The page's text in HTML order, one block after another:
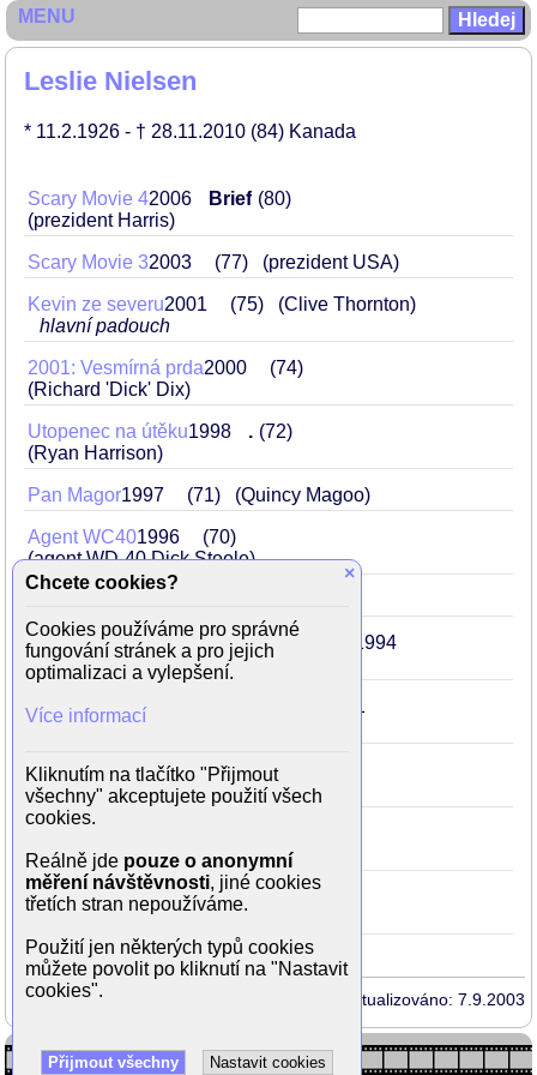
Leslie Nielsen
* 11.2.1926 - † 28.11.2010 (84) Kanada
Scary Movie 42006 Brief 80
(prezident Harris)
Scary Movie 32003 77 (prezident USA)
Kevin ze severu2001 75
(Clive Thornton)
hlavní padouch
2001: Vesmírná prda2000
74
(Richard 'Dick' Dix)
Utopenec na útěku1998 . 72
(Ryan Harrison)
Pan Magor1997 71 (Quincy Magoo)
Agent WC401996
70
(agent WD-40 Dick Steele)
Bláznivá střela 33 1/3: Poslední trapas
1994
68
(Frank Drebin)
Bláznivá střela 2 1/2: Vůně strachu
1991
65
(Frank Drebin)
Bláznivá střela1988
62
(poručík Frank Drebin)
(Dr. Rumack)
Dobrodružství Poseidonu
(kapitán Harrison)
Aktualizováno: 7.9.2003
MENU
×
Chcete cookies?
Cookies používáme pro správné
fungování stránek a pro jejich
optimalizaci a vylepšení.
Více informací
Kliknutím na tlačítko "Přijmout
všechny" akceptujete použití všech
cookies.
Reálně jde pouze o anonymní
měření návštěvnosti, jiné cookies
třetích stran nepoužíváme.
Použití jen některých typů cookies
můžete povolit po kliknutí na "Nastavit
cookies".
Přijmout všechny Nastavit cookies